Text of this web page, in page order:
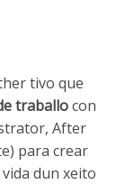
tivo que
traballocon
After
para crear
dun xeito